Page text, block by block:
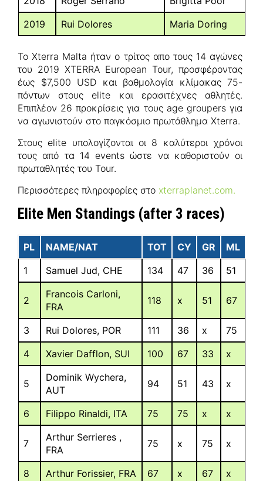
2019
Rui Dolores Maria Doring
Το Xterra Malta ήταν ο τρίτος απο τους 14 αγώνες
του 2019 XTERRA European Tour, προσφέροντας
έως $7,500 USD και βαθμολογία κλίμακας 75-
πόντων στους elite και ερασιτέχνες αθλητές.
Επιπλέον 26 προκρίσεις για τους age groupers για
να αγωνιστούν στο παγκόσμιο πρωτάθλημα Xterra.
Στους elite υπολογίζονται οι 8 καλύτεροι χρόνοι
τους από τα 14 events ώστε να καθοριστούν οι
πρωταθλητές του Tour.
Περισσότερες πληροφορίες στο xterraplanet.com.
Elite Men Standings (after 3 races)
PL NAME/NAT TOT CY GR
ML
1
Samuel Jud, CHE 134 47 36 51
2
Francois Carloni,
FRA
118 x 51 67
3 Rui Dolores, POR 111 36 x
75
4
Xavier Dafflon, SUI 100 67 33 x
5
Dominik Wychera,
AUT
94 51 43 x
6 Filippo Rinaldi, ITA 75 75 x x
7
Arthur Serrieres ,
FRA
75 x 75 x
8 Arthur Forissier, FRA 67 x 67 x